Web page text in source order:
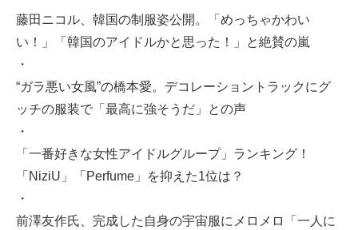
藤田ニコル、韓国の制服姿公開。「めっちゃかわい
い！」「韓国のアイドルかと思った！」と絶賛の嵐
・
“ガラ悪い女風”の橋本愛。デコレーショントラックにグ
ッチの服装で「最高に強そうだ」との声
・
「一番好きな女性アイドルグループ」ランキング！
「NiziU」「Perfume」を抑えた1位は？
・
前澤友作氏、完成した自身の宇宙服にメロメロ「一人に